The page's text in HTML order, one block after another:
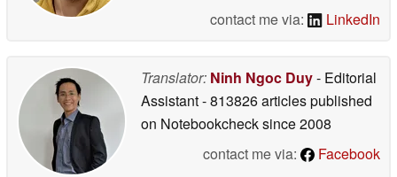
contact me via:
LinkedIn
Translator: Ninh Ngoc Duy- Editorial
Assistant- 813826 articles published
on Notebookchecksince 2008
contact me via:
Facebook